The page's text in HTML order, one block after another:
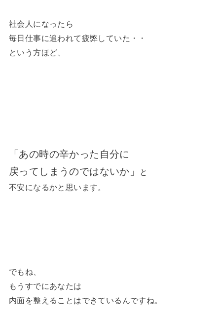
社会人になったら
毎日仕事に追われて疲弊していた・・
という方ほど、
「あの時の辛かった自分に
戻ってしまうのではないか」
と
不安になるかと思います。
でもね、
もうすでにあなたは
内面を整えることはできているんですね。